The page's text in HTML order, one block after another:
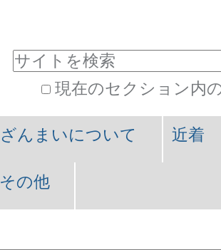
現在のセクション内
ざんまいについて 近着
その他